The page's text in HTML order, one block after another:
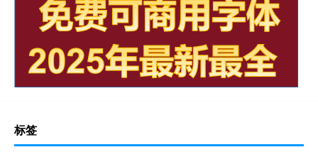
标签